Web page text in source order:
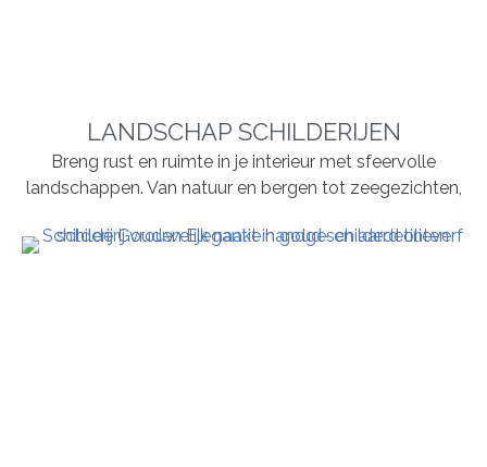
LANDSCHAP SCHILDERIJEN
Breng rust en ruimte in je interieur met sfeervolle
landschappen. Van natuur en bergen tot zeegezichten,